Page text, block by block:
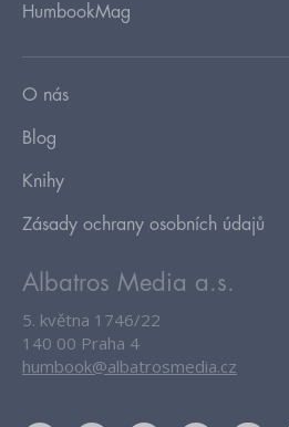
HumbookMag
O nás
Blog
Knihy
Zásady ochrany osobních údajů
Albatros Media a.s.
5. května 1746/22
140 00 Praha 4
humbook@albatrosmedia.cz